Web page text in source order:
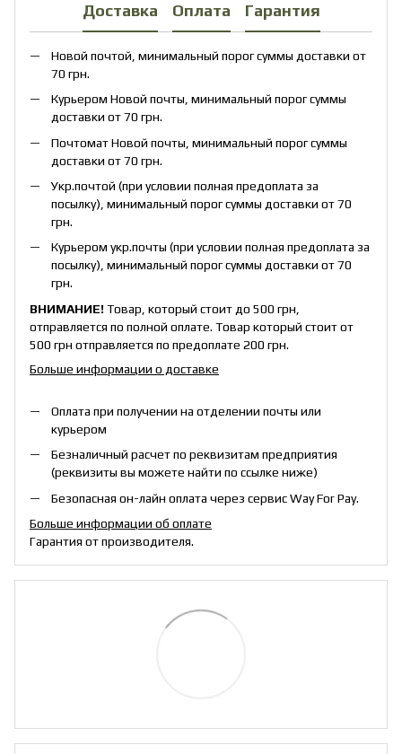
Доставка Оплата Гарантия
Новой почтой, минимальный порог суммы доставки от
70 грн.
Курьером Новой почты, минимальный порог суммы
доставки от 70 грн.
Почтомат Новой почты, минимальный порог суммы
доставки от 70 грн.
Укр.почтой (при условии полная предоплата за
посылку), минимальный порог суммы доставки от 70
грн.
Курьером укр.почты (при условии полная предоплата за
посылку), минимальный порог суммы доставки от 70
грн.
ВНИМАНИЕ!Товар, который стоит до 500 грн,
отправляется по полной оплате. Товар который стоит от
500 грн отправляется по предоплате 200 грн.
Больше информации о доставке
Оплата при получении на отделении почты или
курьером
Безналичный расчет по реквизитам предприятия
(реквизиты вы можете найти по ссылке ниже)
Безопасная он-лайн оплата через сервис Way For Pay.
Больше информации об оплате
Гарантия от производителя.